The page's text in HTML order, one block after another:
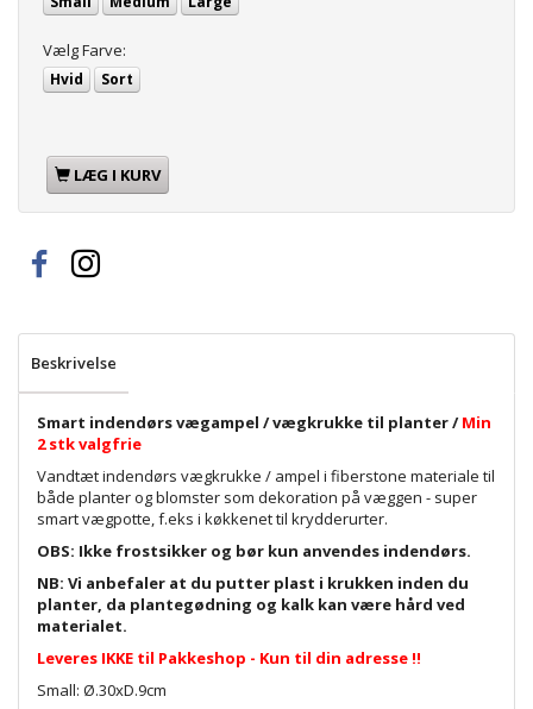
VælgFarve:
Hvid Sort
LÆG I KURV
Beskrivelse
Smart indendørs vægampel / vægkrukke til planter /Min
2 stk valgfrie
Vandtæt indendørs vægkrukke / ampel i fiberstone materiale til
både planter og blomster som dekoration på væggen - super
smart vægpotte, f.eks i køkkenet til krydderurter.
OBS: Ikke frostsikker og bør kun anvendes indendørs.
NB: Vi anbefaler at du putter plast i krukken inden du
planter, da plantegødning og kalk kan være hård ved
materialet.
Leveres IKKE til Pakkeshop - Kun til din adresse !!
Small: Ø.30xD.9cm